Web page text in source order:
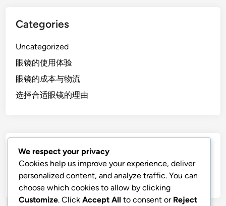
Categories
Uncategorized
眼镜的使用体验
眼镜的成本与物流
选择合适眼镜的理由
Search
Search
for:
We respect your privacy
Cookies help us improve your experience, deliver
personalized content, and analyze traffic. You can
choose which cookies to allow by clicking
Customize. Click Accept All to consent or Reject